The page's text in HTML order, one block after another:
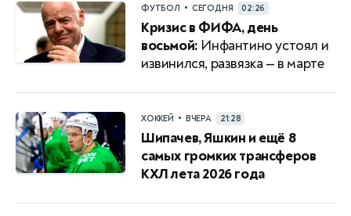
ФУТБОЛ • СЕГОДНЯ 02:26
Кризис в ФИФА, день
восьмой: Инфантино устоял и
извинился, развязка — в марте
ХОККЕЙ • ВЧЕРА 21:28
Шипачев, Яшкин и ещё 8
самых громких трансферов
КХЛ лета 2026 года